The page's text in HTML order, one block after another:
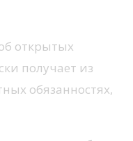
открытых
получает из
обязанностях,